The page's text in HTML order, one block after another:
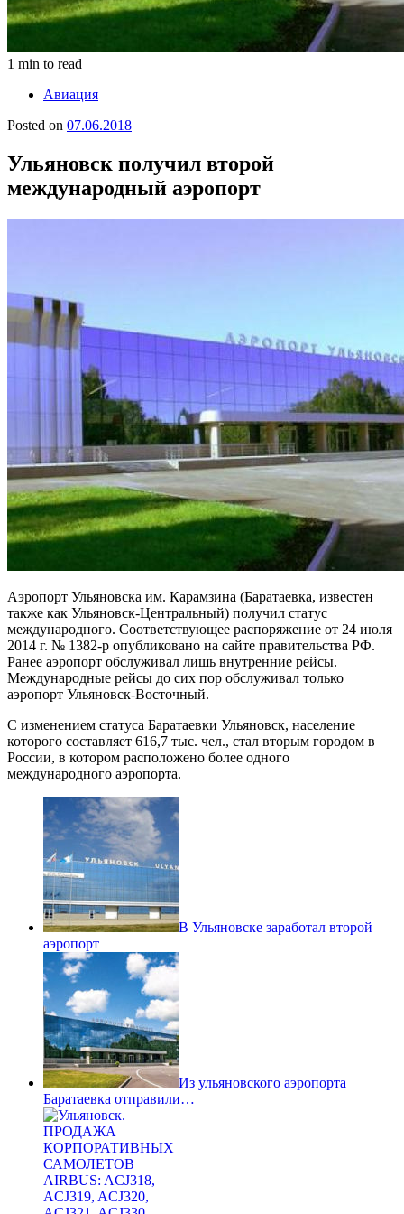
1 min to read
Авиация
Posted on 07.06.2018
Ульяновск получил второй
международный аэропорт
Аэропорт Ульяновска им. Карамзина (Баратаевка, известен
также как Ульяновск-Центральный) получил статус
международного. Соответствующее распоряжение от 24 июля
2014 г. № 1382-р опубликовано на сайте правительства РФ.
Ранее аэропорт обслуживал лишь внутренние рейсы.
Международные рейсы до сих пор обслуживал только
аэропорт Ульяновск-Восточный.
С изменением статуса Баратаевки Ульяновск, население
которого составляет 616,7 тыс. чел., стал вторым городом в
России, в котором расположено более одного
международного аэропорта.
В Ульяновске заработал второй
аэропорт
Из ульяновского аэропорта
Баратаевка отправили…